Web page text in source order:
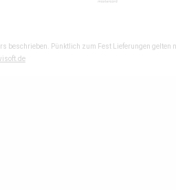
beschrieben. Pünktlich zum Fest Lieferungen gelten